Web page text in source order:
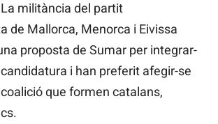
militància del partit
de Mallorca, Menorca i Eivissa
proposta de Sumar per integrar-
i han preferit afegir-se
que formen catalans,